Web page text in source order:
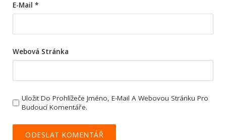
E-Mail *
Webová Stránka
Uložit Do Prohlížeče Jméno, E-Mail A Webovou Stránku Pro
Budoucí Komentáře.